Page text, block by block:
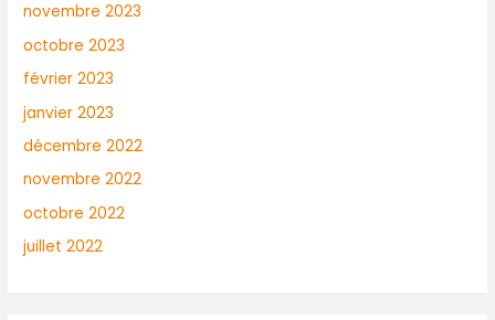
novembre 2023
octobre 2023
février 2023
janvier 2023
décembre 2022
novembre 2022
octobre 2022
juillet 2022